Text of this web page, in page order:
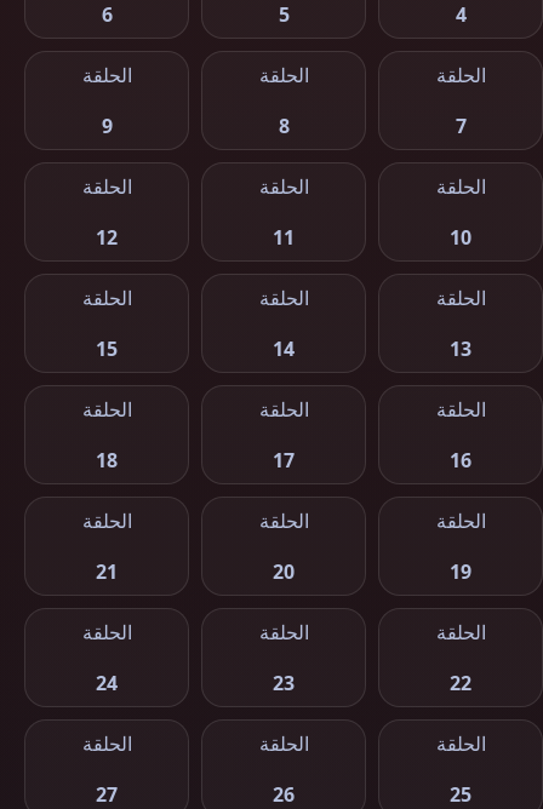
4
5
6
الحلقة
7
الحلقة
8
الحلقة
9
الحلقة
10
الحلقة
11
الحلقة
12
الحلقة
13
الحلقة
14
الحلقة
15
الحلقة
16
الحلقة
17
الحلقة
18
الحلقة
19
الحلقة
20
الحلقة
21
الحلقة
22
الحلقة
23
الحلقة
24
الحلقة
25
الحلقة
26
الحلقة
27